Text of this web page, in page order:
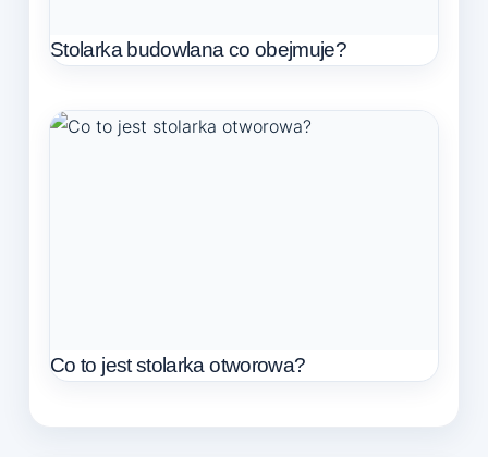
Stolarka budowlana co obejmuje?
Co to jest stolarka otworowa?